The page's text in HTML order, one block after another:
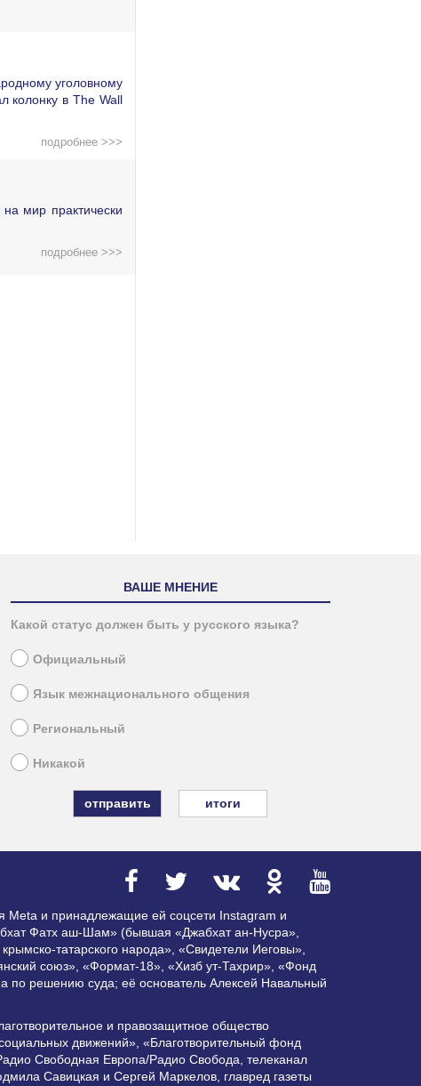
уголовному
колонку в The Wall
подробнее >>>
мир практически
подробнее >>>
ВАШЕ МНЕНИЕ
Какой статус должен быть у русского языка?
Официальный
Язык межнационального общения
Региональный
Никакой
итоги
Meta и принадлежащие ей соцсети Instagram и
Фатх аш-Шам» (бывшая «Джабхат ан-Нусра»,
татарского народа», «Свидетели Иеговы»,
союз», «Формат-18», «Хизб ут-Тахрир», «Фонд
по решению суда; её основатель Алексей Навальный
и правозащитное общество
движений», «Благотворительный фонд
Свободная Европа/Радио Свобода, телеканал
Савицкая и Сергей Маркелов, главред газеты